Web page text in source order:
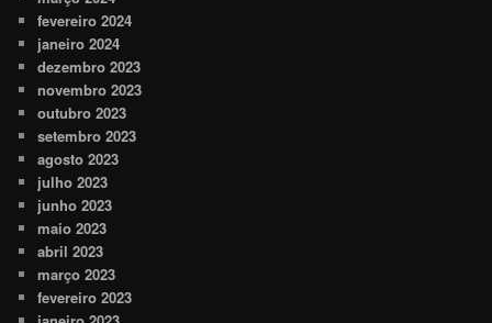
fevereiro 2024
janeiro 2024
dezembro 2023
novembro 2023
outubro 2023
setembro 2023
agosto 2023
julho 2023
junho 2023
maio 2023
abril 2023
março 2023
fevereiro 2023